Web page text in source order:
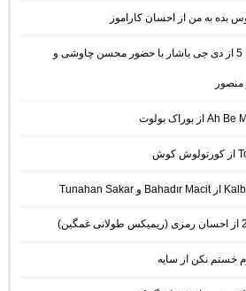
بده به من از احسان کاراموز
دانلود آهنگ ریمیکس زلزله 5 از دی جی یاشار با حضور محسن چاوشی و
منصور
خستم نکن از سایه